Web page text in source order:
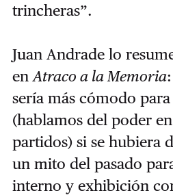
trincheras”.
Juan Andrade lo
en Atraco a la Memoria
sería más cómodo
(hablamos del poder
partidos) si se hubiera
un mito del pasado
interno y exhibición